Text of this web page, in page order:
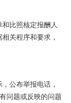
比照核定报酬人
关程序和要求，
公布举报电话，
问题或反映的问题